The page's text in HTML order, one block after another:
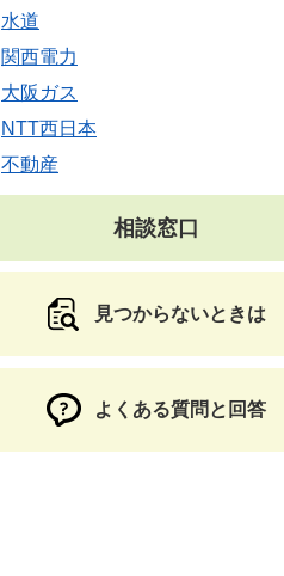
水道
関西電力
大阪ガス
NTT西日本
不動産
相談窓口
見つからないときは
よくある質問と回答